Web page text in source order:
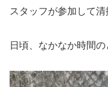
スタッフが参加して清
日頃、なかなか時間